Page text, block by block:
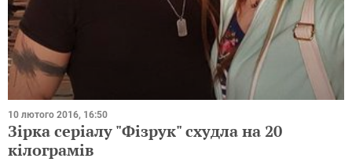
10 лютого 2016, 16:50
Зірка серіалу "Фізрук" схудла на 20
кілограмів